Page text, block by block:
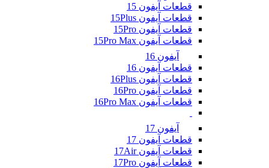
قطعات آیفون 15
قطعات آیفون 15Plus
قطعات آیفون 15Pro
قطعات آیفون 15Pro Max
آیفون 16
قطعات آیفون 16
قطعات آیفون 16Plus
قطعات آیفون 16Pro
قطعات آیفون 16Pro Max
آیفون 17
قطعات آیفون 17
قطعات آیفون 17Air
قطعات آیفون 17Pro